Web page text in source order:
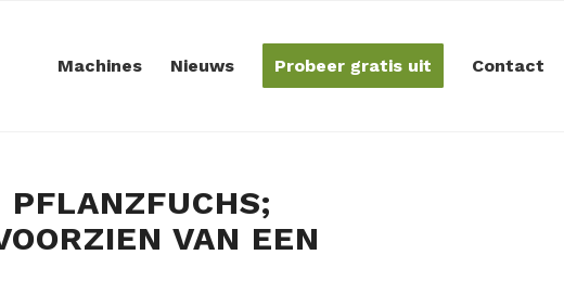
Machines Nieuws Probeer gratis uit Contact
PFLANZFUCHS;
VAN EEN